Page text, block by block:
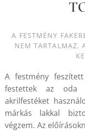
A FESTMÉNY
NEM TARTALMAZ,
A festmény
festettek az oda
akrilfestéket
márkás lakkal
végzem. Az